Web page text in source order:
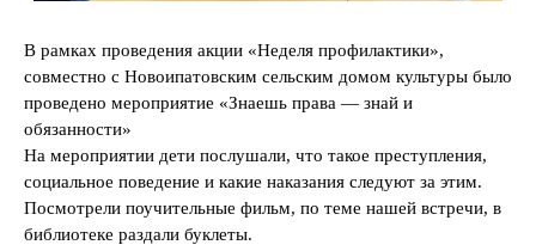
В рамках проведения акции «Неделя профилактики»,
совместно с Новоипатовским сельским домом культуры было
проведено мероприятие «Знаешь права — знай и
обязанности»
На мероприятии дети послушали, что такое преступления,
социальное поведение и какие наказания следуют за этим.
Посмотрели поучительные фильм, по теме нашей встречи, в
библиотеке раздали буклеты.